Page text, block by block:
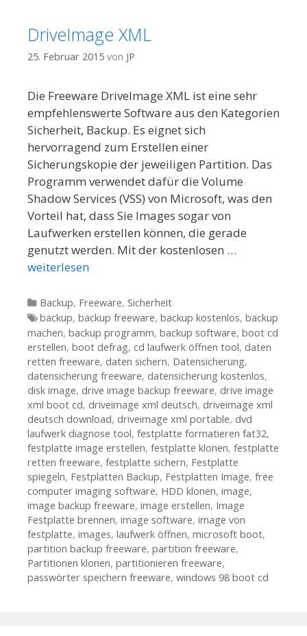
DriveImage XML
25. Februar 2015 von JP
Die Freeware DriveImage XML ist eine sehr
empfehlenswerte Software aus den Kategorien
Sicherheit, Backup. Es eignet sich
hervorragend zum Erstellen einer
Sicherungskopie der jeweiligen Partition. Das
Programm verwendet dafür die Volume
Shadow Services (VSS) von Microsoft, was den
Vorteil hat, dass Sie Images sogar von
Laufwerken erstellen können, die gerade
genutzt werden. Mit der kostenlosen …
weiterlesen
Kategorien
Backup, Freeware, Sicherheit
Tags
backup, backup freeware, backup kostenlos, backup
machen, backup programm, backup software, boot cd
erstellen, boot defrag, cd laufwerk öffnen tool, daten
retten freeware, daten sichern, Datensicherung,
datensicherung freeware, datensicherung kostenlos,
disk image, drive image backup freeware, drive image
xml boot cd, driveimage xml deutsch, driveimage xml
deutsch download, driveimage xml portable, dvd
laufwerk diagnose tool, festplatte formatieren fat32,
festplatte image erstellen, festplatte klonen, festplatte
retten freeware, festplatte sichern, Festplatte
spiegeln, Festplatten Backup, Festplatten Image, free
computer imaging software, HDD klonen, image,
image backup freeware, image erstellen, Image
Festplatte brennen, image software, image von
festplatte, images, laufwerk öffnen, microsoft boot,
partition backup freeware, partition freeware,
Partitionen klonen, partitionieren freeware,
passwörter speichern freeware, windows 98 boot cd